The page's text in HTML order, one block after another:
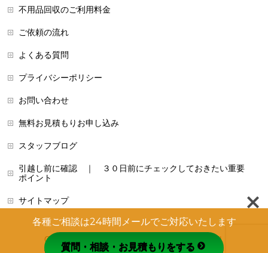
不用品回収のご利用料金
ご依頼の流れ
よくある質問
プライバシーポリシー
お問い合わせ
無料お見積もりお申し込み
スタッフブログ
引越し前に確認 ｜ ３０日前にチェックしておきたい重要
ポイント
サイトマップ
Copyright © 不用品回収本舗 All Rights Reserved.
各種ご相談は24時間メールでご対応いたします
質問・相談・お見積もりをする